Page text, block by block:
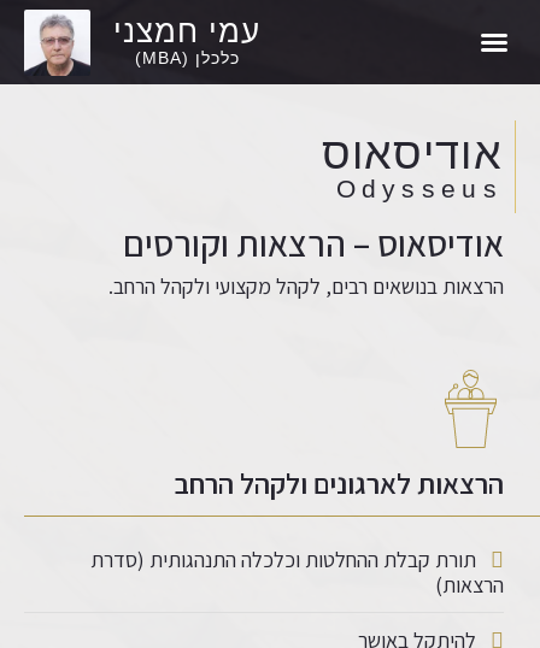
עמי חמצני
כלכלן (MBA)
אודיסאוס – הרצאות וקורסים
הרצאות בנושאים רבים, לקהל מקצועי ולקהל הרחב.
אודיסאוס
Odysseus
הרצאות לארגונים ולקהל הרחב
תורת קבלת ההחלטות וכלכלה התנהגותית (סדרת
הרצאות)
להיתקל באושר